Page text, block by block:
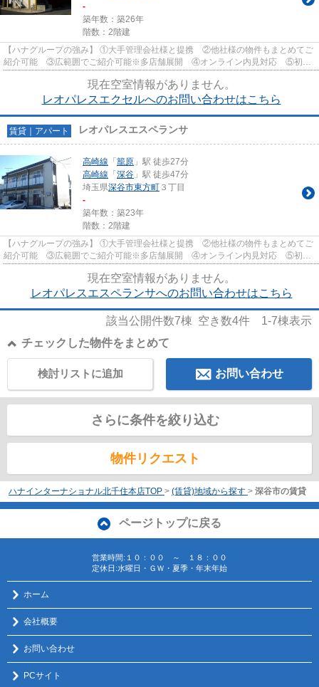
-
築年数：築26年
階数：2階建
【ハナグループの強み】 ①大手管理会社様と提携 ②他社様の物件もまとめてご
紹介可能 ③広範囲でご紹介可能※多店舗展開 ④オンライン内見対応 ⑤初期
現在空室情報がありません。
レオパレスエクセルへのお問い合わせはこちら
賃貸｜アパート レオパレスエスペランサ
高崎線 「 籠原 」駅 徒歩27分
高崎線 「 深谷 」駅 徒歩47分
埼玉県深谷市東方町 ３丁目
-
築年数：築23年
階数：2階建
【ハナグループの強み】 ①大手管理会社様と提携 ②他社様の物件もまとめてご
紹介可能 ③広範囲でご紹介可能※多店舗展開 ④オンライン内見対応 ⑤初期
現在空室情報がありません。
レオパレスエスペランサへのお問い合わせはこちら
該当公開件数7棟 空き数4件 1-7棟表示
チェックした物件をまとめて
お問い合わせ
検討リストに追加
さらに条件を絞り込む
物件リクエスト
ハナインターナショナル北千住本店TOP > (賃貸)地域から探す > 深谷市の賃貸
ページトップに戻る
営業時間:１０：００ ～ １８：００
定休日:水曜日・ＧＷ・夏季・年末年始
ホーム
会社概要
お問い合わせ
PCサイト